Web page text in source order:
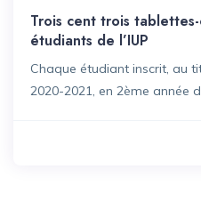
Trois cent trois
étudiants de l’IUP
Chaque étudiant inscrit, au
2020-2021, en 2ème année